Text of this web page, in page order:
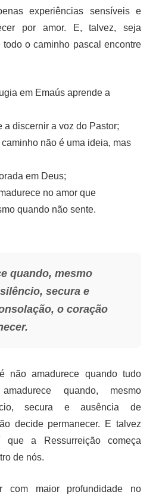
experiências sensíveis e
por amor. E, talvez, seja
o caminho pascal encontre
em Emaús aprende a
a discernir a voz do Pastor;
não é uma ideia, mas
em Deus;
no amor que
quando não sente.
quando, mesmo
secura e
o coração
não amadurece quando tudo
quando, mesmo
secura e ausência de
decide permanecer. E talvez
que a Ressurreição começa
de nós.
com maior profundidade no